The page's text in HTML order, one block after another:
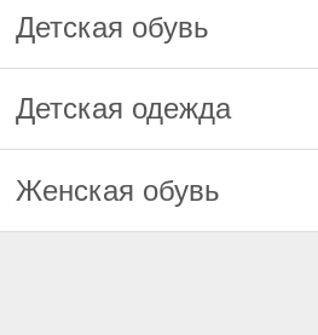
Детская обувь
Детская одежда
Женская обувь